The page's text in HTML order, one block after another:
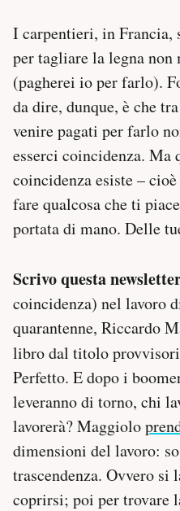
I carpentieri, in Francia,
per tagliare la legna non
(pagherei io per farlo).
da dire, dunque, è che
venire pagati per farlo
esserci coincidenza. Ma
coincidenza esiste –
fare qualcosa che ti
portata di mano. Delle
Scrivo questa
coincidenza) nel lavoro
quarantenne, Riccardo
libro dal titolo
Perfetto. E dopo i
leveranno di torno, chi
lavorerà? Maggiolo
dimensioni del lavoro:
trascendenza. Ovvero si
coprirsi; poi per trovare